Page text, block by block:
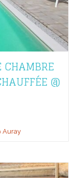
CHAMBRE
@
Auray